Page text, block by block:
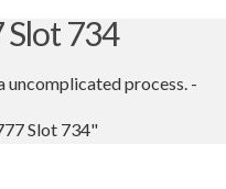
Slot 734
uncomplicated process. -
Slot 734"